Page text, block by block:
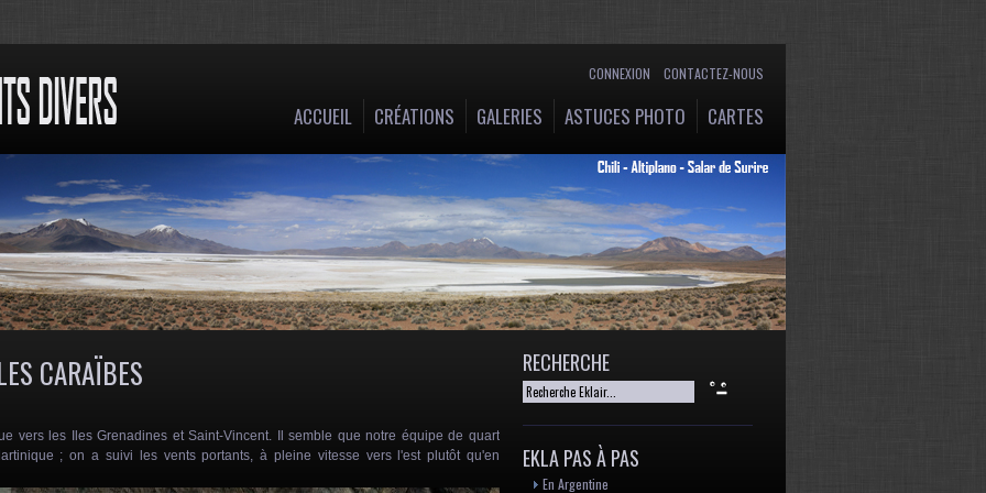
CONNEXION CONTACTEZ-NOUS
ACCUEIL CRÉATIONS GALERIES ASTUCES PHOTO CARTES
CARAÏBES
vers les Iles Grenadines et Saint-Vincent. Il semble que notre équipe de quart
; on a suivi les vents portants, à pleine vitesse vers l'est plutôt qu'en
For development purposes only
For development purposes only
only
RECHERCHE
EKLA PAS À PAS
En Argentine